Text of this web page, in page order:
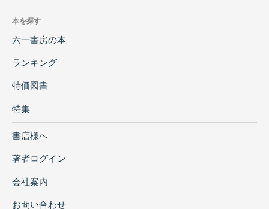
本を探す
六一書房の本
ランキング
特価図書
特集
書店様へ
著者ログイン
会社案内
お問い合わせ